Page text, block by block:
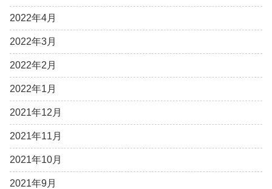
2022年4月
2022年3月
2022年2月
2022年1月
2021年12月
2021年11月
2021年10月
2021年9月